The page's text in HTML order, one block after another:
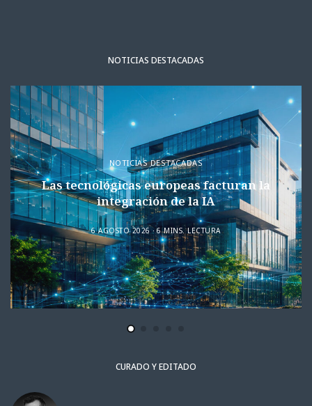
NOTICIAS DESTACADAS
NOTICIAS DESTACADAS
Las tecnológicas europeas facturan la
integración de la IA
6 AGOSTO 2026 6 MINS. LECTURA
CURADO Y EDITADO